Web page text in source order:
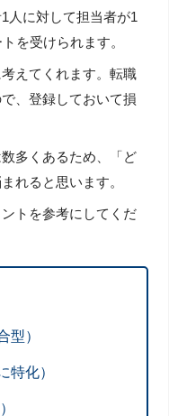
人に対して担当者が1
を受けられます。
えてくれます。転職
、登録しておいて損
多くあるため、「ど
れると思います。
トを参考にしてくだ
型）
特化）